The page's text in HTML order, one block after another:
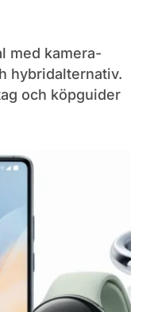
hybridalternativ.
och köpguider